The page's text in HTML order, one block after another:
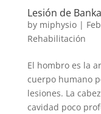
Lesión de
by miphysio|
Rehabilitación
El hombro es la
cuerpo humano
lesiones. La
cavidad poco